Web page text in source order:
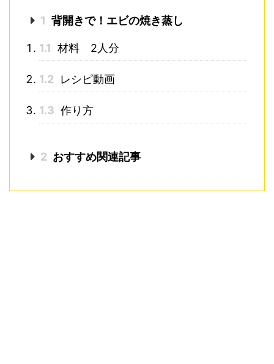
1 背開きで！エビの焼き蒸し
1.1 材料 2人分
1.2 レシピ動画
1.3 作り方
2 おすすめ関連記事